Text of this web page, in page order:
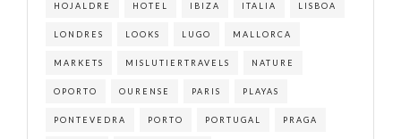
HOJALDRE HOTEL IBIZA ITALIA LISBOA
LONDRES LOOKS LUGO MALLORCA
MARKETS MISLUTIERTRAVELS NATURE
OPORTO OURENSE PARIS PLAYAS
PONTEVEDRA PORTO PORTUGAL PRAGA